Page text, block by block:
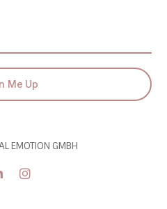
Me Up
EMOTION GMBH